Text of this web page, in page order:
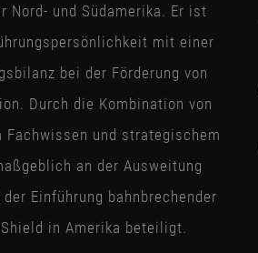
Nord- und Südamerika. Er ist
mit einer
bei der Förderung von
Durch die Kombination von
und strategischem
an der Ausweitung
Einführung bahnbrechender
in Amerika beteiligt.